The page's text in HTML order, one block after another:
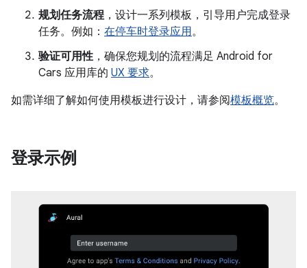
规划任务流程，设计一系列模板，引导用户完成登录
任务。例如： 在停车时登录应用。
验证可用性，确保您规划的流程满足 Android for
Cars 应用库的 UX 要求。
如需详细了解如何使用模板进行设计，请参阅模板概览。
登录示例